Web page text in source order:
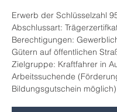
Erwerb der Schlüsselzahl
Abschlussart:
Berechtigungen:
Gütern auf öffentlichen
Zielgruppe: Kraftfahrer in
Arbeitssuchende
Bildungsgutschein möglich)